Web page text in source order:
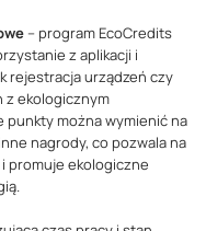
– program EcoCredits
z aplikacji i
rejestracja urządzeń czy
z ekologicznym
można wymienić na
nagrody, co pozwala na
promuje ekologiczne